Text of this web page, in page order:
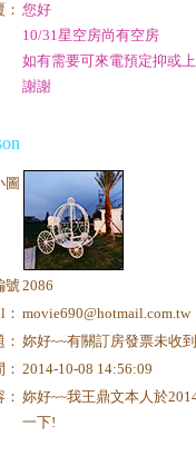
您好
10/31星空房尚有空房
如有需要可來電預定抑或
謝謝
圖
號2086
movie690@hotmail.com.tw
妳好~~有關訂房發票未收
2014-10-08 14:56:09
妳好~~我王鼎文本人於
一下!